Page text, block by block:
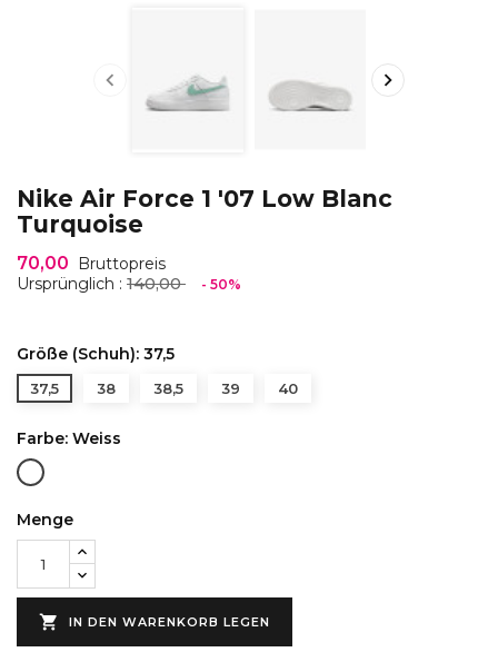
 
Nike Air Force 1 '07 Low Blanc
Turquoise
70,00
Bruttopreis
Ursprünglich : 140,00 - 50%
Größe (Schuh): 37,5
37,5 38 38,5 39 40
Farbe: Weiss
Weiss
Menge
 IN DEN WARENKORB LEGEN